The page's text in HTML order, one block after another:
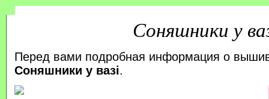
Соняшники у
Перед вами подробная информация о
Соняшники у вазі.